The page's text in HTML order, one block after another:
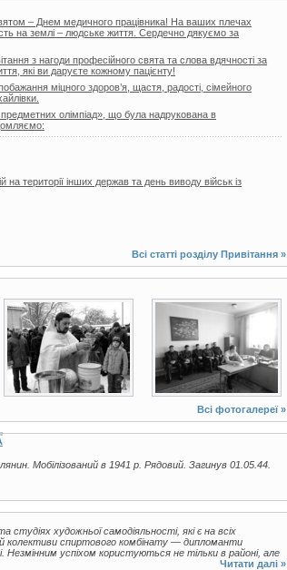
– Днем медичного працівника! На ваших плечах
на землі – людське життя. Сердечно дякуємо за
з нагоди професійного свята та слова вдячності за
які ви даруєте кожному пацієнту!
міцного здоров’я, щастя, радості, сімейного
олімпіад», що була надрукована в
території інших держав та день виводу військ із
Всі статті розділу Привітання »
3 фото 5 фото
Всі фотогалереї »
Мобілізований в 1941 р. Рядовий. Загинув 01.05.44.
художньої самодіяльності, які є на всіх
колективи спиртового комбінату — дипломанти
Незмінним успіхом користуються не тільки в районі, але
Читати далі »